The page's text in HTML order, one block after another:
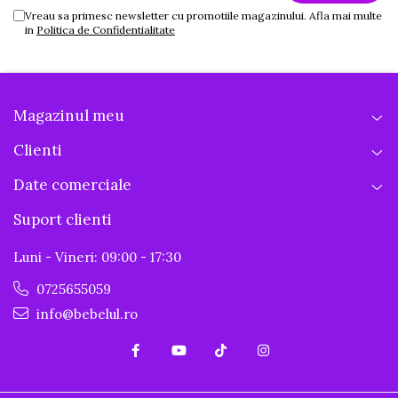
Vreau sa primesc newsletter cu promotiile magazinului. Afla mai multe
in Politica de Confidentialitate
Magazinul meu
Clienti
Date comerciale
Suport clienti
Luni - Vineri: 09:00 - 17:30
0725655059
info@bebelul.ro